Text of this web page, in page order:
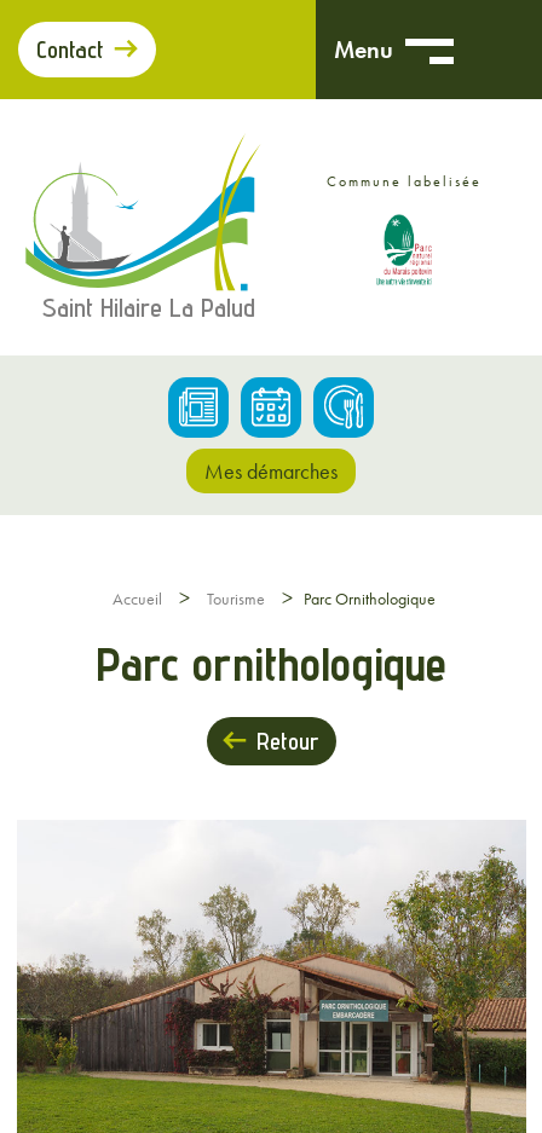
Contact Menu
Saint Hilaire La Palud
Commune labelisée
Mes démarches
Accueil > Tourisme > Parc Ornithologique
Parc ornithologique
Retour
Panneau de gestion des cookies